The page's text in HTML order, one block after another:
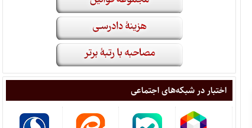
اختبار در شبکه‌های اجتماعی